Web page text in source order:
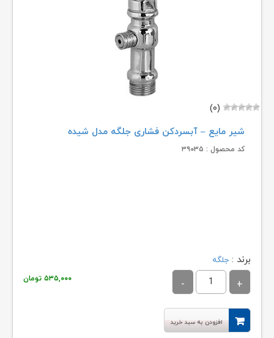
(۰)
شیر مایع – آبسردکن فشاری جلگه مدل شیده
کد محصول : ۳۹۰۳۵
برند : جلگه
۵۳۵,۰۰۰ تومان
افزودن به سبد خرید